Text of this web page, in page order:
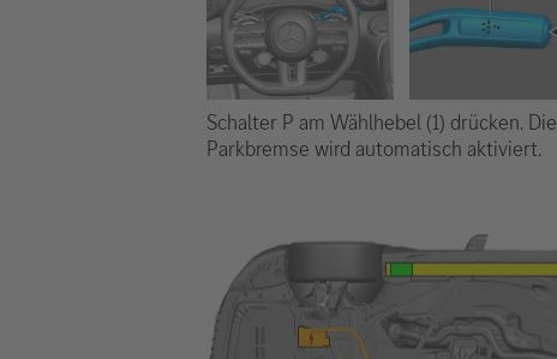
Schalter P am Wählhebel (1) drücken. Die
Parkbremse wird automatisch aktiviert.